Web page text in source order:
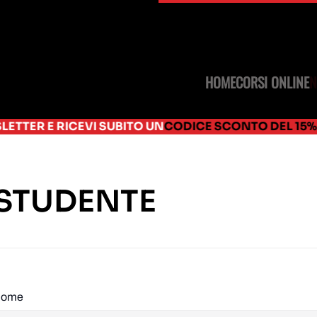
HOMECORSI ONLINE
SUBITO UNCODICE SCONTO DEL 15%DA USARE